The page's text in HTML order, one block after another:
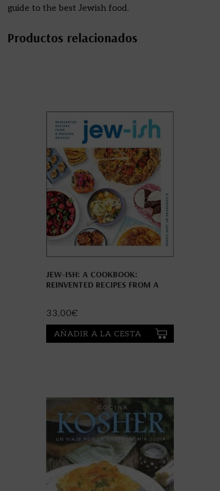
guide to the best Jewish food.
Productos relacionados
JEW-ISH: A COOKBOOK:
REINVENTED RECIPES FROM A
33,00€
AÑADIR A LA CESTA